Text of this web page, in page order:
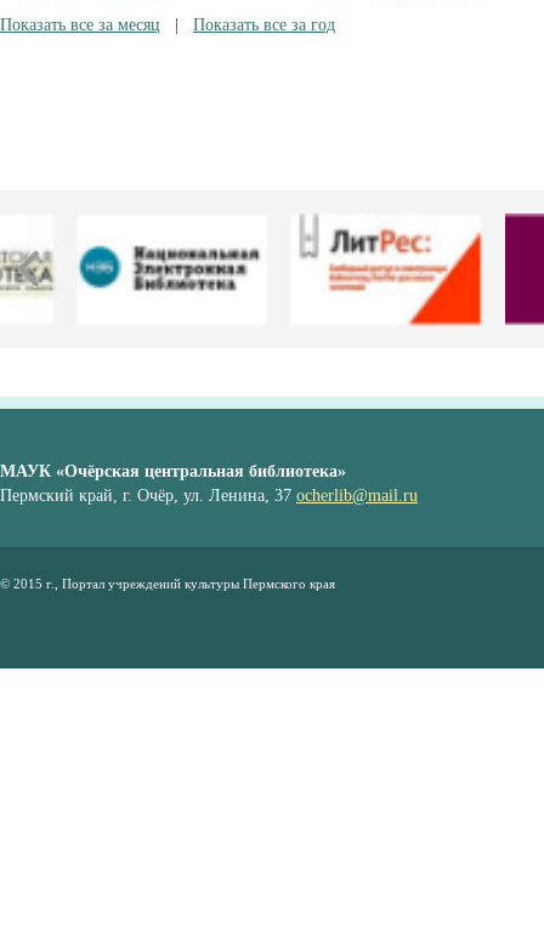
Показать все за месяц
Показать все за год
МАУК «Очёрская центральная библиотека»
Пермский край, г. Очёр, ул. Ленина, 37 ocherlib@mail.ru
© 2015 г., Портал учреждений культуры Пермского края